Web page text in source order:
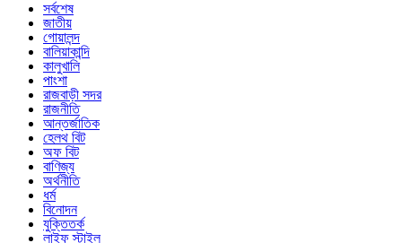
সর্বশেষ
জাতীয়
গোয়ালন্দ
বালিয়াকান্দি
কালুখালি
পাংশা
রাজবাড়ী সদর
রাজনীতি
আন্তর্জাতিক
হেলথ বিট
অফ বিট
বাণিজ্য
অর্থনীতি
ধর্ম
বিনোদন
যুক্তিতর্ক
লাইফ স্টাইল